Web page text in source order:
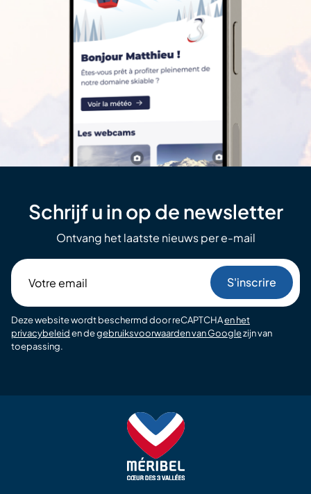
Schrijf u in op de newsletter
Ontvang het laatste nieuws per e-mail
email
Deze website wordt beschermd door reCAPTCHAen het
privacybeleiden degebruiksvoorwaarden van Googlezijn van
toepassing.